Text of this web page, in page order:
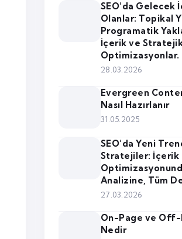
SEO’da Gelecek
Olanlar: Topikal
Programatik
İçerik ve
Optimizasyonlar.
28.03.2026
Evergreen
Nasıl Hazırlanır
31.05.2025
SEO’da Yeni
Stratejiler: İçerik
Analizine, Tüm
27.03.2026
On-Page ve Off-
Nedir